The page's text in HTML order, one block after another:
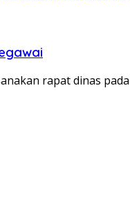
rapat dinas